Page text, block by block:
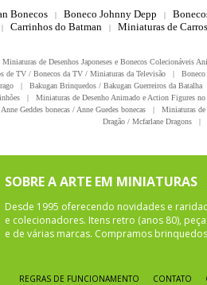
Bonecos | Boneco Johnny Depp |
| Carrinhos do Batman | Miniaturas de
Miniaturas de Desenhos Japoneses e Bonecos Colecionáveis
de TV / Bonecos da TV / Miniaturas da Televisão |
| Bakugan Brinquedos / Bakugan Guerreiros da Batalha
|
Miniaturas de Desenho Animado e Action Figures
Anne Geddes bonecas / Anne Guedes bonecas |
Miniaturas
Dragão / Mcfarlane Dragons
|
SOBRE A ARTE EM MINIATURAS
Desde 1995 oferecendo novidades e
e colecionadores. Itens retro (anos 80),
e de várias marcas. Compramos
REGRAS DE FUNCIONAMENTO CONTATO